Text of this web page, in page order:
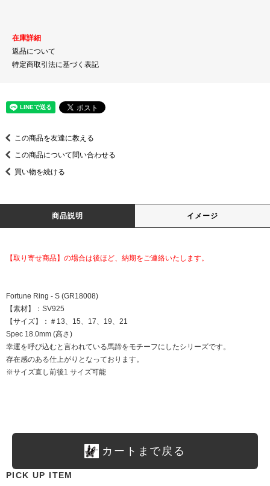
在庫詳細
返品について
特定商取引法に基づく表記
この商品を友達に教える
この商品について問い合わせる
買い物を続ける
商品説明 イメージ
【取り寄せ商品】の場合は後ほど、納期をご連絡いたします。
Fortune Ring - S (GR18008)
【素材】：SV925
【サイズ】：＃13、15、17、19、21
Spec 18.0mm (高さ)
幸運を呼び込むと言われている馬蹄をモチーフにしたシリーズです。
存在感のある仕上がりとなっております。
※サイズ直し前後1 サイズ可能
カートまで戻る
PICK UP ITEM